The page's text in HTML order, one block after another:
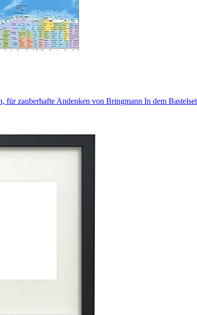
für zauberhafte Andenken von Bringmann In dem